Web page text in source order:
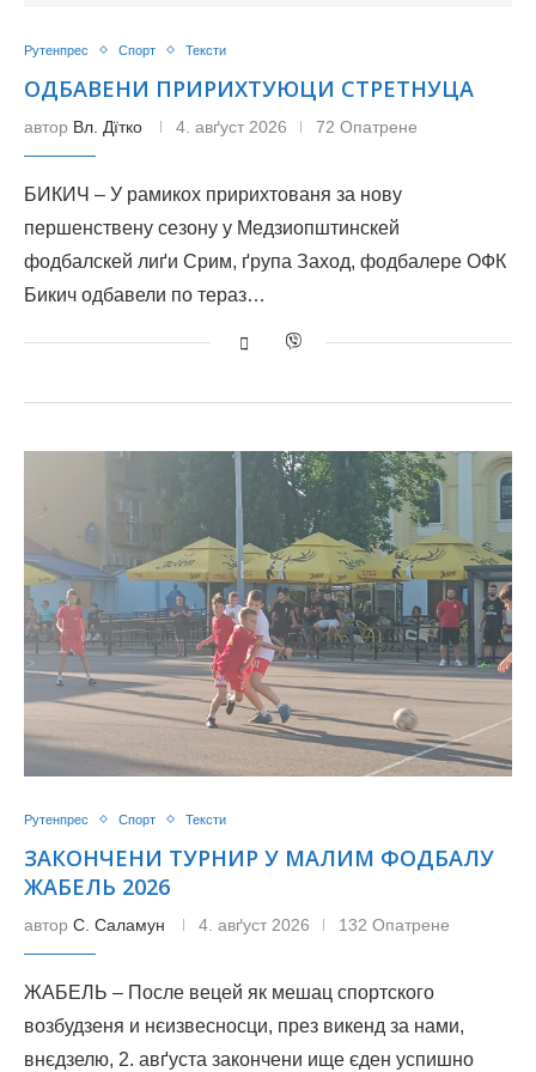
Рутенпрес Спорт Тексти
ОДБАВЕНИ ПРИРИХТУЮЦИ СТРЕТНУЦА
автор Вл. Дїтко 4. авґуст 2026 72 Опатрене
БИКИЧ – У рамикох пририхтованя за нову
першенствену сезону у Медзиопштинскей
фодбалскей лиґи Срим, ґрупа Заход, фодбалере ОФК
Бикич одбавели по тераз…
Рутенпрес Спорт Тексти
ЗАКОНЧЕНИ ТУРНИР У МАЛИМ ФОДБАЛУ
ЖАБЕЛЬ 2026
автор С. Саламун 4. авґуст 2026 132 Опатрене
ЖАБЕЛЬ – После вецей як мешац спортского
возбудзеня и нєизвесносци, през викенд за нами,
внєдзелю, 2. авґуста закончени ище єден успишно